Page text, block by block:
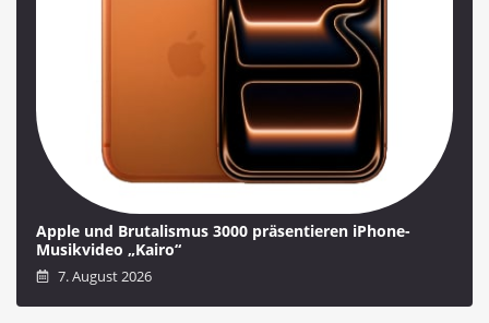
Apple und Brutalismus 3000 präsentieren iPhone-
Musikvideo „Kairo“
7. August 2026